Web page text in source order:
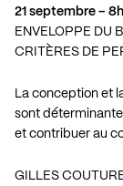
21 septembre –
ENVELOPPE DU
CRITÈRES DE
La conception et
sont
et contribuer au
GILLES